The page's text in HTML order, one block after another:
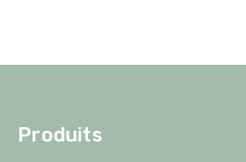
Produits